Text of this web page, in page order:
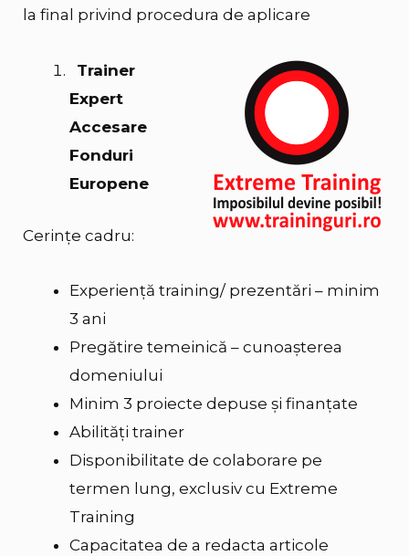
la final privind procedura de aplicare
Trainer
Expert
Accesare
Fonduri
Europene
Cerinţe cadru:
Experienţă training/ prezentări – minim
3 ani
Pregătire temeinică – cunoaşterea
domeniului
Minim 3 proiecte depuse şi finanţate
Abilităţi trainer
Disponibilitate de colaborare pe
termen lung, exclusiv cu Extreme
Training
Capacitatea de a redacta articole